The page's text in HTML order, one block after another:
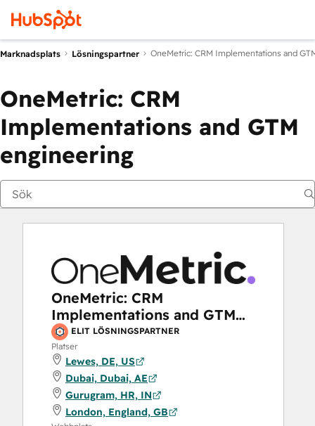
Marknadsplats Lösningspartner OneMetric: CRM Implementations and
OneMetric: CRM
Implementations and GTM
engineering
OneMetric: CRM
Implementations and GTM
engineering
ELIT LÖSNINGSPARTNER
Platser
Lewes, DE, US
Dubai, Dubai, AE
Gurugram, HR, IN
London, England, GB